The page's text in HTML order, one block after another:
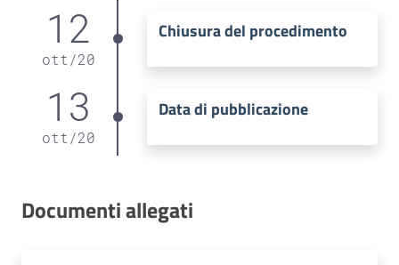
12
ott /20
Chiusura del procedimento
13
ott /20
Data di pubblicazione
Documenti allegati